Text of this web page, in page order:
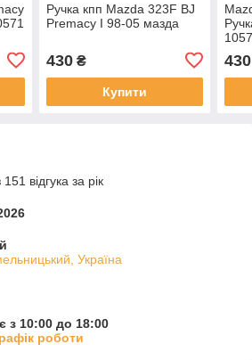
Ручка кпп Mazda 323F BJ
Premacy I 98-05 мазда
430₴
Купити
430
відгука за рік
Україна
з 10:00 до 18:00
роботи